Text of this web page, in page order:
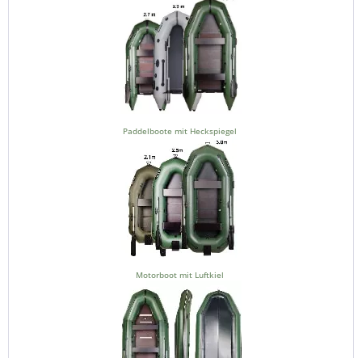
Paddelboote mit Heckspiegel
Motorboot mit Luftkiel